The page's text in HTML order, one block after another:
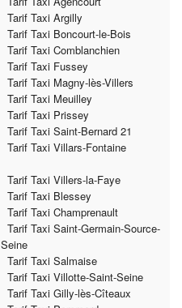
Tarif Taxi Argilly
Tarif Taxi Boncourt-le-Bois
Tarif Taxi Comblanchien
Tarif Taxi Fussey
Tarif Taxi Magny-lès-Villers
Tarif Taxi Meuilley
Tarif Taxi Prissey
Tarif Taxi Saint-Bernard 21
Tarif Taxi Villars-Fontaine
Tarif Taxi Villers-la-Faye
Tarif Taxi Blessey
Tarif Taxi Champrenault
Tarif Taxi Saint-Germain-Source-
Seine
Tarif Taxi Salmaise
Tarif Taxi Villotte-Saint-Seine
Tarif Taxi Gilly-lès-Cîteaux